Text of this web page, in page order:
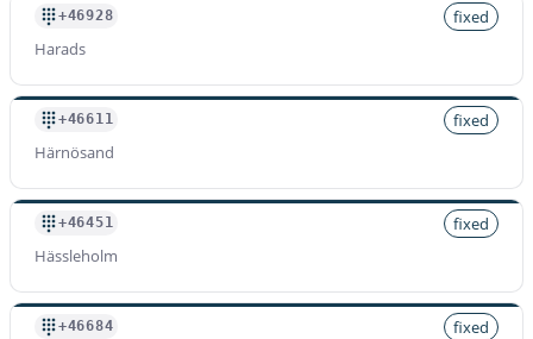
+46928
fixed
Harads
+46611
fixed
Härnösand
+46451
fixed
Hässleholm
+46684
fixed